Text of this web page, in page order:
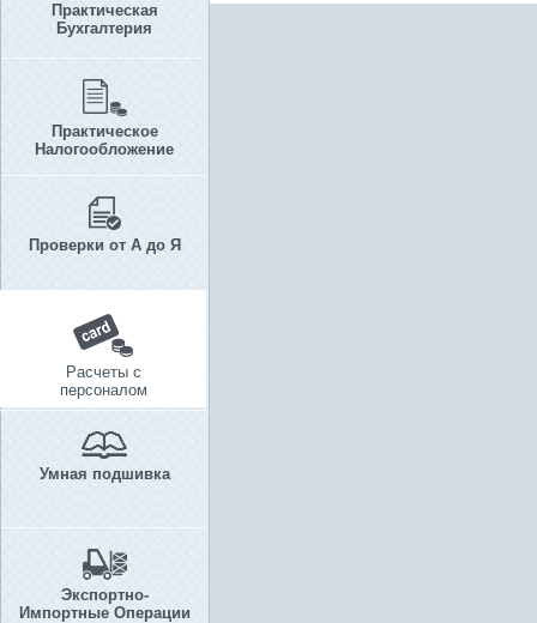
Практическая
Бухгалтерия
Практическое
Налогообложение
Проверки от А до Я
Расчеты с
персоналом
Умная подшивка
Экспортно-
Импортные Операции